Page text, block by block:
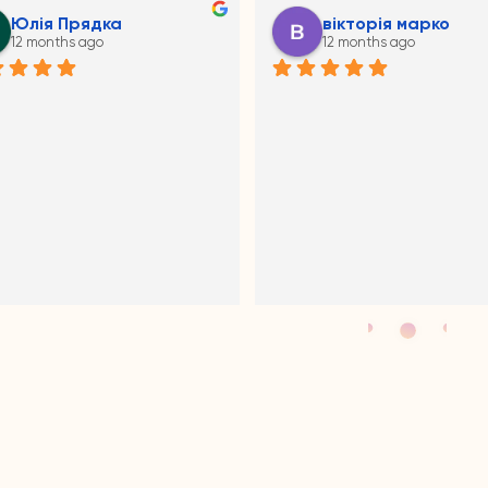
Siara Domina
12 months ago
Юля Теплишин
12 months ago